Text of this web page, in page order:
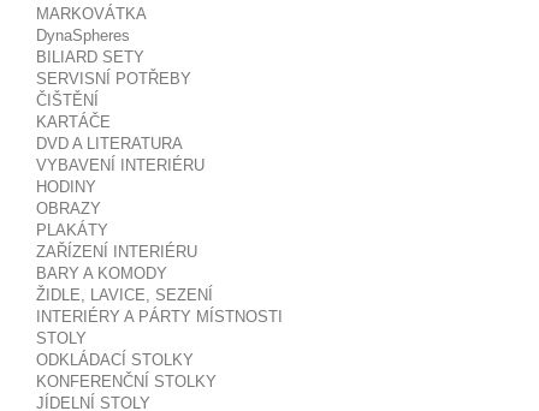
MARKOVÁTKA
DynaSpheres
BILIARD SETY
SERVISNÍ POTŘEBY
ČIŠTĚNÍ
KARTÁČE
DVD A LITERATURA
VYBAVENÍ INTERIÉRU
HODINY
OBRAZY
PLAKÁTY
ZAŘÍZENÍ INTERIÉRU
BARY A KOMODY
ŽIDLE, LAVICE, SEZENÍ
INTERIÉRY A PÁRTY MÍSTNOSTI
STOLY
ODKLÁDACÍ STOLKY
KONFERENČNÍ STOLKY
JÍDELNÍ STOLY